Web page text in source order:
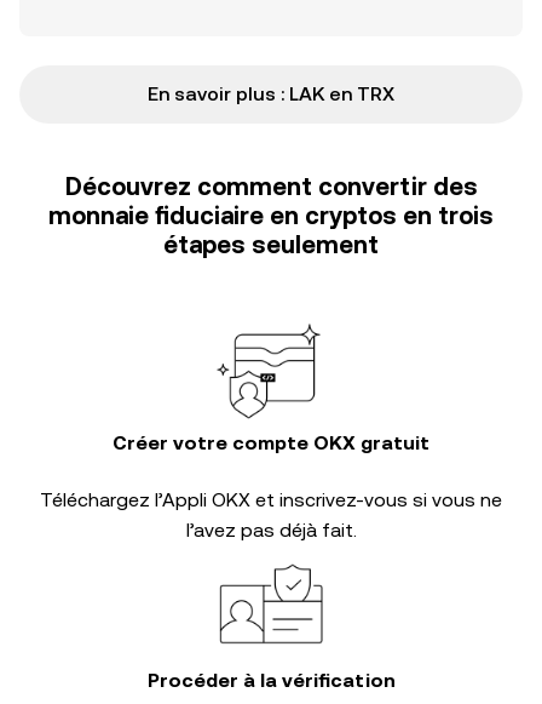
En savoir plus : LAK en TRX
Découvrez comment convertir des
monnaie fiduciaire en cryptos en trois
étapes seulement
Créer votre compte OKX gratuit
Téléchargez l’Appli OKX et inscrivez-vous si vous ne
l’avez pas déjà fait.
Procéder à la vérification